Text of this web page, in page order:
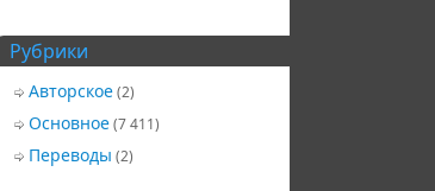
Рубрики
Авторское(2)
Основное(7 411)
Переводы (2)